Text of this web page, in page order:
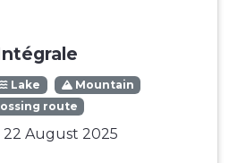
Lake
Mountain
route
August 2025